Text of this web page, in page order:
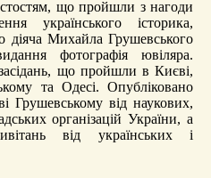
що пройшли з нагоди
українського історика,
діяча Михайла Грушевського
фотографія ювіляра.
що пройшли в Києві,
та Одесі. Опубліковано
Грушевському від наукових,
організацій України, а
від українських і